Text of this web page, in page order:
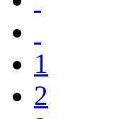
1
2